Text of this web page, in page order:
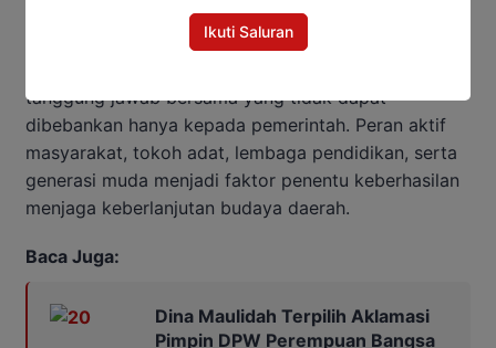
dengan perkembangan zaman.
tanggung jawab bersama yang tidak dapat
dibebankan hanya kepada pemerintah. Peran aktif
masyarakat, tokoh adat, lembaga pendidikan, serta
generasi muda menjadi faktor penentu keberhasilan
menjaga keberlanjutan budaya daerah.
Baca Juga:
Dina Maulidah Terpilih Aklamasi
Pimpin DPW Perempuan Bangsa
Ikuti Saluran